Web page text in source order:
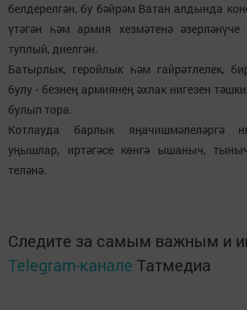
белдерелгән, бу бәйрәм Ватан алдында
үтәгән һәм армия хезмәтенә әзерләнүче
туплый, диелгән.
Батырлык, геройлык һәм гайрәтлелек,
булу - безнең армиянең әхлак нигезен
булып тора.
Котлауда барлык яңачишмәлеләргә
уңышлар, иртәгәсе көнгә ышаныч,
теләнә.
Следите за самым важным и
Telegram-канале Татмедиа